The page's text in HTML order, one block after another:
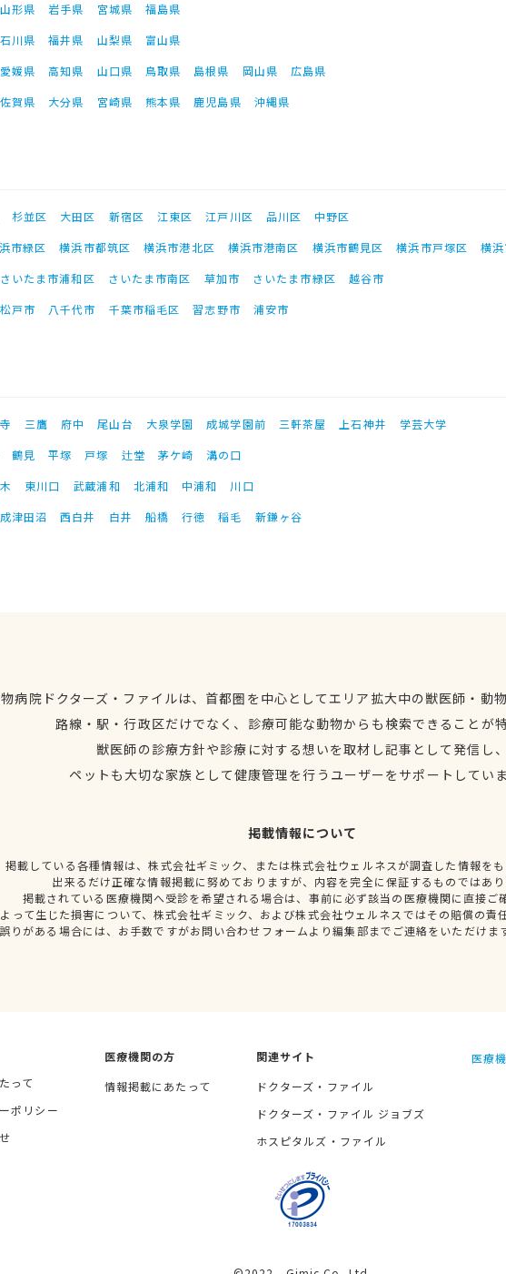
山形県 岩手県 宮城県
福島県
石川県 福井県 山梨県
富山県
愛媛県 高知県 山口県 鳥取県 島根県 岡山県
広島県
佐賀県 大分県 宮崎県 熊本県 鹿児島県 沖縄県
杉並区 大田区 新宿区 江東区 江戸川区 品川区
中野区
市緑区 横浜市都筑区 横浜市港北区 横浜市港南区 横浜市鶴見区 横浜市戸塚区
横
さいたま市浦和区 さいたま市南区 草加市 さいたま市緑区
越谷市
松戸市 八千代市 千葉市稲毛区 習志野市 浦安市
三鷹 府中 尾山台 大泉学園 成城学園前 三軒茶屋 上石神井
学芸大学
鶴見 平塚 戸塚 辻堂 茅ケ崎
溝の口
東川口 武蔵浦和 北浦和 中浦和
川口
津田沼 西白井 白井 船橋 行徳 稲毛 新鎌ヶ谷
病院ドクターズ・ファイルは、首都圏を中心としてエリア拡大中の獣医師・動
路線・駅・行政区だけでなく、診療可能な動物からも検索できることが
獣医師の診療方針や診療に対する想いを取材し記事として発信し
ペットも大切な家族として健康管理を行うユーザーをサポートしてい
掲載情報について
掲載している各種情報は、株式会社ギミック、または株式会社ウェルネスが調査した情報を
出来るだけ正確な情報掲載に努めておりますが、内容を完全に保証するものではあ
掲載されている医療機関へ受診を希望される場合は、事前に必ず該当の医療機関に直接ご
って生じた損害について、株式会社ギミック、および株式会社ウェルネスではその賠償の責
りがある場合には、お手数ですがお問い合わせフォームより編集部までご連絡をいただけま
って
ポリシー
医療機関の方
情報掲載にあたって
関連サイト
ドクターズ・ファイル
ドクターズ・ファイル ジョブズ
ホスピタルズ・ファイル
医療